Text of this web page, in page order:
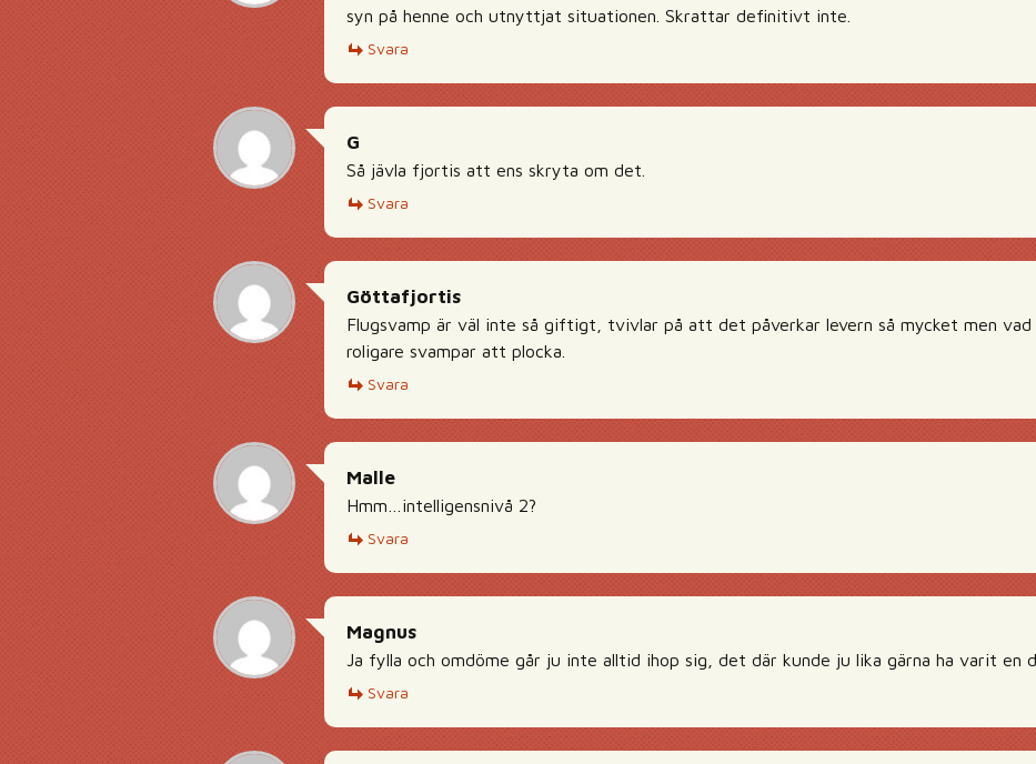
syn på henne och utnyttjat situationen. Skrattar definitivt inte.
Svara
G
Så jävla fjortis att ens skryta om det.
Svara
Göttafjortis
Flugsvamp är väl inte så giftigt, tvivlar på att det påverkar levern så mycket men
roligare svampar att plocka.
Svara
Malle
Hmm…intelligensnivå 2?
Svara
Magnus
Ja fylla och omdöme går ju inte alltid ihop sig, det där kunde ju lika gärna ha varit en
Svara